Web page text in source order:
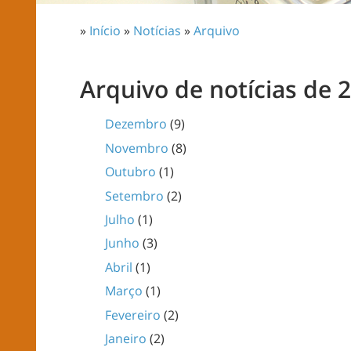
» Início » Notícias »Arquivo
Arquivo de notícias de
Dezembro (9)
Novembro (8)
Outubro (1)
Setembro (2)
Julho (1)
Junho (3)
Abril (1)
Março (1)
Fevereiro (2)
Janeiro (2)